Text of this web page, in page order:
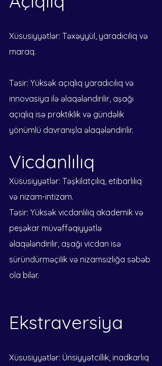
Xüsusiyyətlər: Təxəyyül, yaradıcılıq və
maraq.
Təsir: Yüksək açıqlıq yaradıcılıq və
innovasiya ilə əlaqələndirilir, aşağı
açıqlıq isə praktiklik və gündəlik
yönümlü davranışla əlaqələndirilir.
Vicdanlılıq
Xüsusiyyətlər: Təşkilatçılıq, etibarlılıq
və nizam-intizam.
Təsir: Yüksək vicdanlılıq akademik və
peşəkar müvəffəqiyyətlə
əlaqələndirilir, aşağı vicdan isə
süründürməçilik və nizamsızlığa səbəb
ola bilər.
Ekstraversiya
Xüsusiyyətlər: Ünsiyyətcillik, inadkarlıq